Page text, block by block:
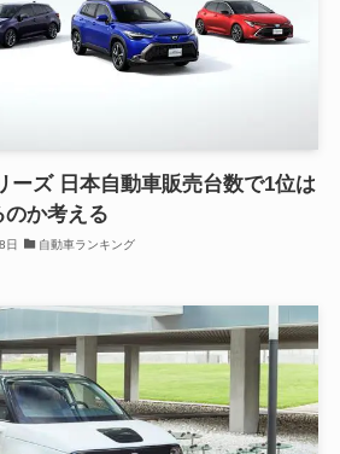
ーズ 日本自動車販売台数で1位は
のか考える
日 自動車ランキング